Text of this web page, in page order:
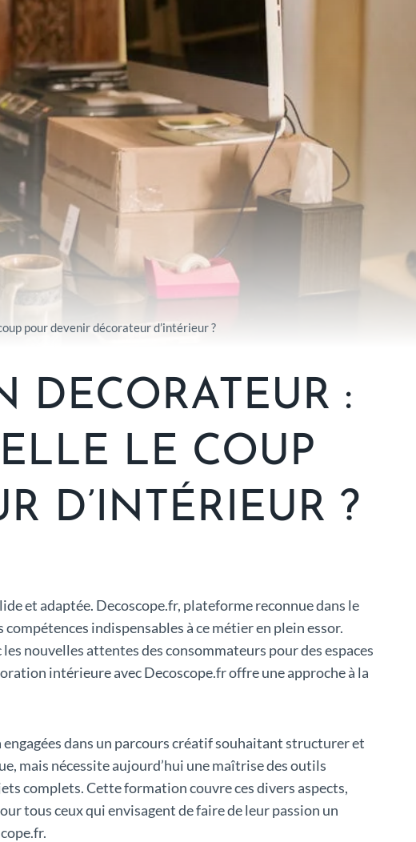
pour devenir décorateur d’intérieur ?
DECORATEUR :
LE COUP
D’INTÉRIEUR ?
et adaptée. Decoscope.fr, plateforme reconnue dans le
indispensables à ce métier en plein essor.
nouvelles attentes des consommateurs pour des espaces
intérieure avec Decoscope.fr offre une approche à la
engagées dans un parcours créatif souhaitant structurer et
mais nécessite aujourd’hui une maîtrise des outils
complets. Cette formation couvre ces divers aspects,
tous ceux qui envisagent de faire de leur passion un